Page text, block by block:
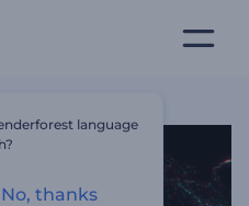
language
No, thanks